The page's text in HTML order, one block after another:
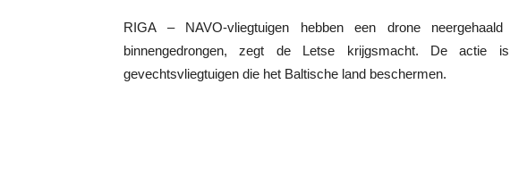
RIGA – NAVO-vliegtuigen hebben een drone
binnengedrongen, zegt de Letse krijgsmacht. De
gevechtsvliegtuigen die het Baltische land beschermen.